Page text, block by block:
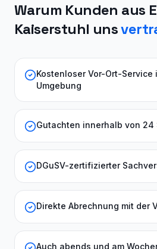
Warum Kunden aus
Kaiserstuhl uns
Kostenloser Vor-Ort-Service
Umgebung
Gutachten innerhalb von 24
DGuSV-zertifizierter
Direkte Abrechnung mit der
Auch abends und am